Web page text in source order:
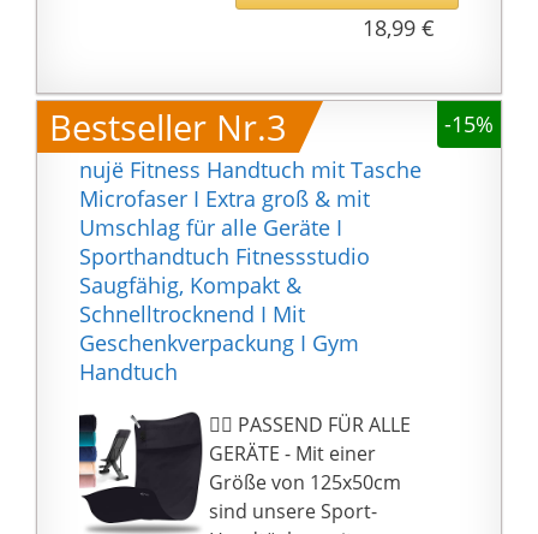
finden die perfekte
die präzise Einfassung
sorgen für eine hohe
Fitnesshandtuchs. Es
verzieht sich nicht nach
mehrmaligem
Waschen.
【Anti-Rutsch-
Schutzhülle】Dieses
Sporthandtuch verfügt
über einen
umgenähten Überzug,
um das Handtuch als
mit sicherem Halt auf
Sportgeräten und
Hantelbänken zu
haben, keine angst vor
18,99 €
Bestseller Nr.3
-15%
nujë Fitness Handtuch mit Tasche
Microfaser I Extra groß & mit
Umschlag für alle Geräte I
Sporthandtuch Fitnessstudio
Saugfähig, Kompakt &
Schnelltrocknend I Mit
Geschenkverpackung I Gym
Handtuch
🏋️‍♀️ PASSEND FÜR ALLE
GERÄTE - Mit einer
Größe von 125x50cm
sind unsere Sport-